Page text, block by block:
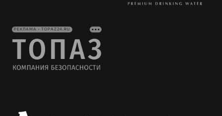
РЕКЛАМА • TOPAZ24.RU